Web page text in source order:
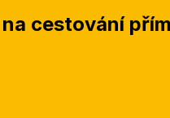
cestování